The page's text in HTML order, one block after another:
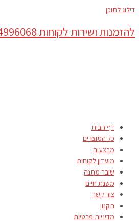
דילוג לתוכן
להזמנות ושירות לקוחות 058-4996068
דף הבית
כל המוצרים
מבצעים
מועדון לקוחות
שובר מתנה
משנת חיים
צור קשר
תקנון
מדיניות פרטיות